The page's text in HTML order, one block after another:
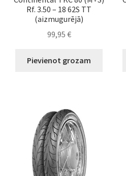
Rf. 3.50 – 18 62S TT
(aizmugurējā)
99,95 €
Pievienot grozam